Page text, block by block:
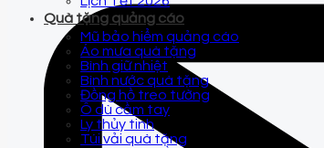
Quà tặng quảng cáo
Mũ bảo hiểm quảng cáo
Áo mưa quà tặng
Bình giữ nhiệt
Bình nước quà tặng
Đồng hồ treo tường
Ô dù cầm tay
Ly thủy tinh
Túi vải quà tặng